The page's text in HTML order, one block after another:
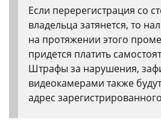
Если перерегистрация со
владельца затянется, то
на протяжении этого
придется платить
Штрафы за нарушения,
видеокамерами также
адрес